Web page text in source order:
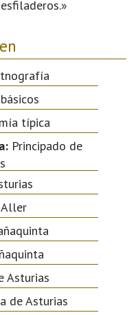
típica
Principado de
Aller
Asturias
de Asturias